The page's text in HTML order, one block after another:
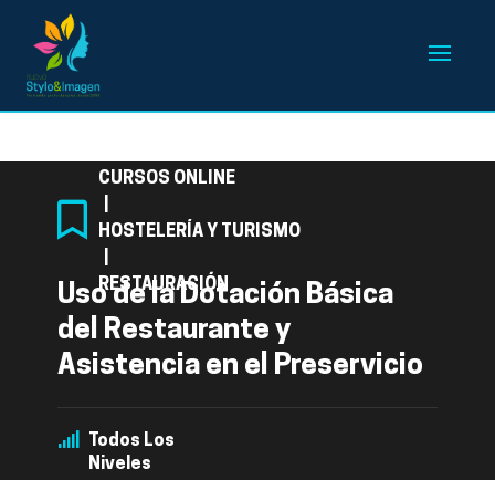
CURSOS ONLINE
HOSTELERÍA Y TURISMO
RESTAURACIÓN
Uso de la Dotación Básica
del Restaurante y
Asistencia en el Preservicio
Todos Los
Niveles